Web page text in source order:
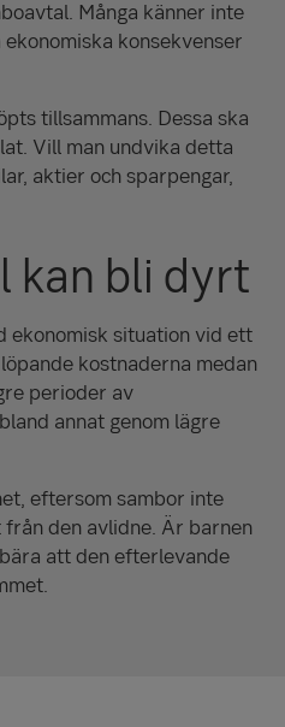
Många känner inte
konsekvenser
tillsammans. Dessa ska
Vill man undvika detta
aktier och sparpengar,
kan bli dyrt
ekonomisk situation vid ett
kostnaderna medan
perioder av
annat genom lägre
eftersom sambor inte
den avlidne. Är barnen
att den efterlevande